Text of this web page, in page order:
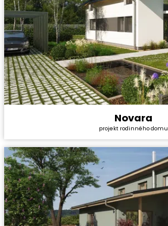
Dispozice:
Užitná plocha:
Novara
projekt rodinného domu